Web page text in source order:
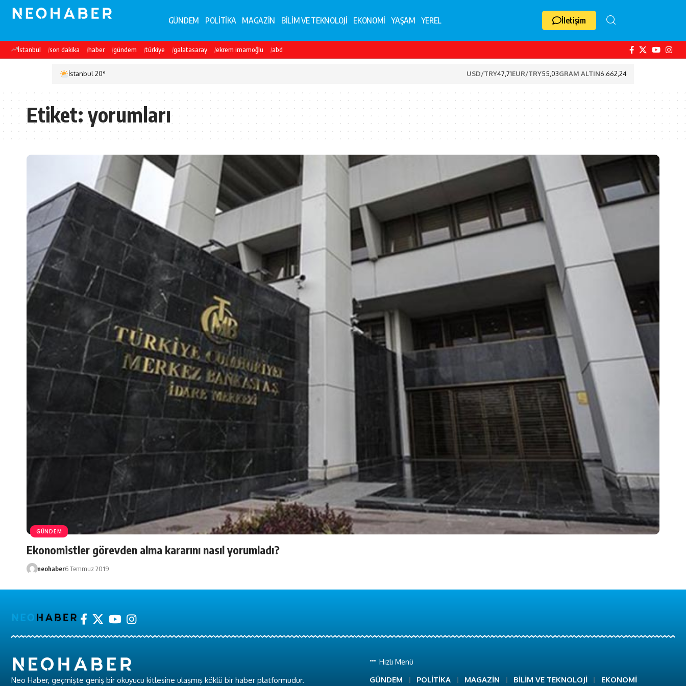
GÜNDEM POLİTİKA MAGAZİN BİLİM VE TEKNOLOJİ EKONOMİ YAŞAM YEREL İletişim
İstanbul son dakika haber gündem türkiye galatasaray ekrem imamoğlu abd
İstanbul 20° USD/TRY47,71EUR/TRY55,03GRAM ALTIN6.662,24
Etiket:yorumları
GÜNDEM
Ekonomistler görevden alma kararını nasıl yorumladı?
neohaber6 Temmuz 2019
Neo Haber, geçmişte geniş bir okuyucu kitlesine ulaşmış köklü bir haber platformudur.
Hızlı Menü
GÜNDEM POLİTİKA MAGAZİN BİLİM VE TEKNOLOJİ EKONOMİ